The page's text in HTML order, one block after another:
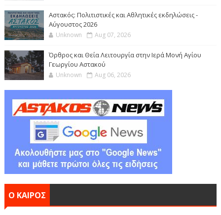
Αστακός: Πολιτιστικές και Αθλητικές εκδηλώσεις -
Αύγουστος 2026
Unknown Aug 07, 2026
Όρθρος και Θεία Λειτουργία στην Ιερά Μονή Αγίου
Γεωργίου Αστακού
Unknown Aug 06, 2026
Ο ΚΑΙΡΟΣ